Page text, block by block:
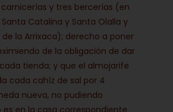
y tres bercerías (en
Catalina y Santa Olalla y
la Arrixaca); derecho a poner
de la obligación de dar
tienda; y que el almojarife
cada cahíz de sal por 4
nueva, no pudiendo
es en la casa correspondiente